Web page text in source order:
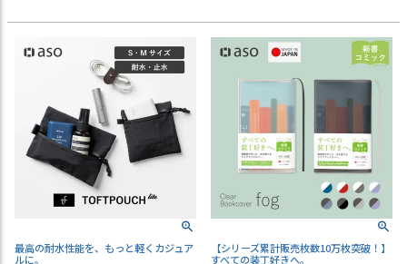
最高の耐水性能を、もっと軽くカジュア
ルに。
【シリーズ累計販売枚数10万枚突破！】
すべての装丁好きへ。